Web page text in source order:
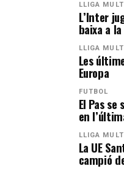
LLIGA
L’Inter
baixa a
LLIGA
Les
Europa
FUTBOL
El Pas
en
LLIGA
La UE
campió